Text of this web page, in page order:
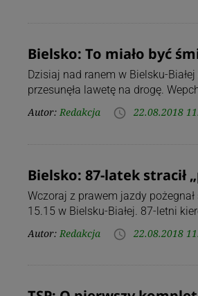
Bielsko: To miało być
Dzisiaj nad ranem w Bielsku-
przesunęła lawetę na drogę.
Autor: Redakcja access_time 22.08.2018
Bielsko: 87-latek stracił
Wczoraj z prawem jazdy
15.15 w Bielsku-Białej. 87-letni
Autor: Redakcja access_time 22.08.2018